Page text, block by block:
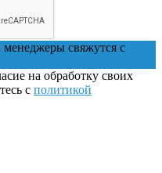
свяжутся с
на обработку своих
с политикой